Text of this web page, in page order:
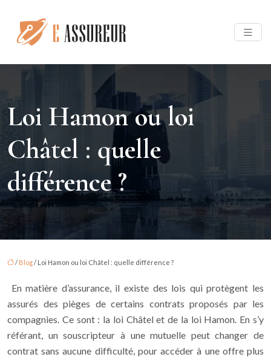
Loi Hamon ou loi
Châtel : quelle
différence ?
/ Blog/ Loi Hamon ou loi Châtel : quelle différence ?
En matière d’assurance, il existe des lois qui protègent les
assurés des pièges de certains contrats proposés par les
compagnies. Ce sont : la loi Châtel et de la loi Hamon. En s’y
référant, un souscripteur à une mutuelle peut changer de
contrat sans aucune difficulté, pour accéder à une offre plus